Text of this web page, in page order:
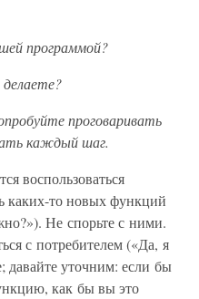
программой?
проговаривать
каждый шаг.
воспользоваться
каких-то новых функций
Не спорьте с ними.
с потребителем («Да, я
давайте уточним: если бы
как бы вы это